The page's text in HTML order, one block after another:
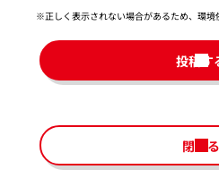
※正しく表示されない場合があるため、環境
投稿す
閉じる